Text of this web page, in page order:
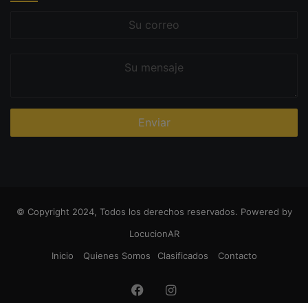
© Copyright 2024, Todos los derechos reservados. Powered by
LocucionAR
Inicio
Quienes Somos Clasificados Contacto
FacebookInstagram